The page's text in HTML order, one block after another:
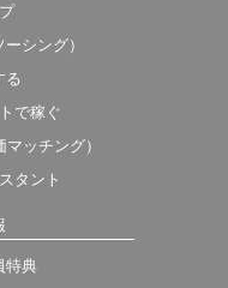
シング）
る
で稼ぐ
ッチング）
タント
特典